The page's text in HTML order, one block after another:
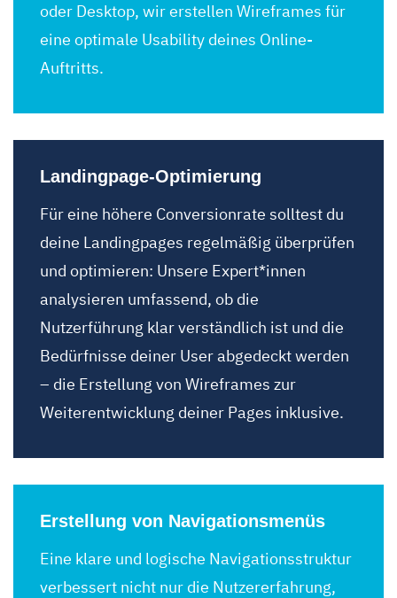
oder Desktop, wir erstellen Wireframes für
eine optimale Usability deines Online-
Auftritts.
Landingpage-Optimierung
Für eine höhere Conversionrate solltest du
deine Landingpages regelmäßig überprüfen
und optimieren: Unsere Expert*innen
analysieren umfassend, ob die
Nutzerführung klar verständlich ist und die
Bedürfnisse deiner User abgedeckt werden
– die Erstellung von Wireframes zur
Weiterentwicklung deiner Pages inklusive.
Erstellung von Navigationsmenüs
Eine klare und logische Navigationsstruktur
verbessert nicht nur die Nutzererfahrung,